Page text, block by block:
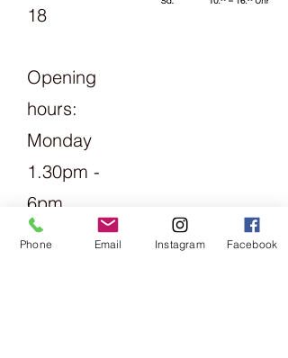
18
Opening
hours:
Monday
1.30pm -
6pm
Tuesday
Phone Email Instagram Facebook